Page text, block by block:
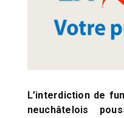
L’interdiction de
neuchâtelois